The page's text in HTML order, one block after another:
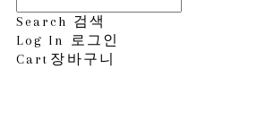
Search 검색
Log In
로그인
Cart 장바구니